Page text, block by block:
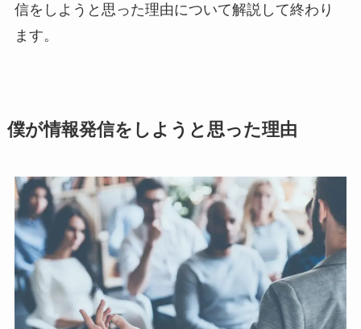
信をしようと思った理由について解説して終わり
ます。
僕が情報発信をしようと思った理由